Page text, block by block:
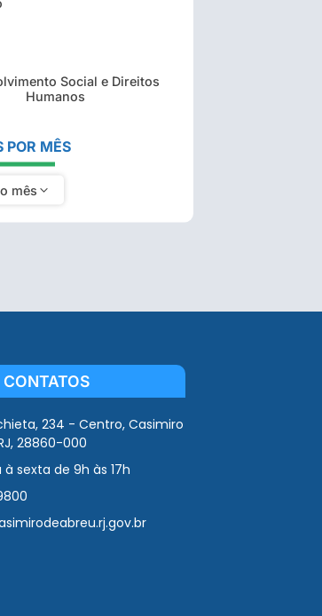
Social e Direitos
Humanos
POR MÊS
mês
CONTATOS
234 - Centro, Casimiro
28860-000
sexta de 9h às 17h